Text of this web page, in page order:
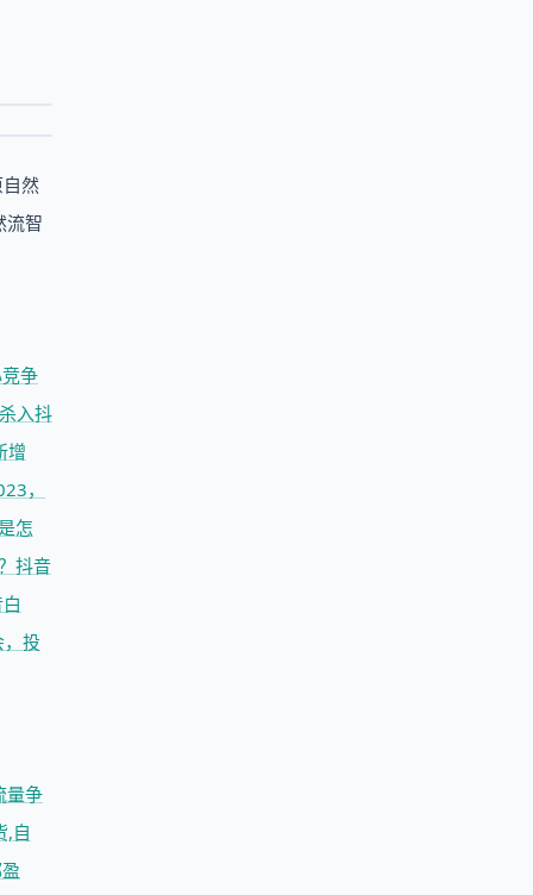
然
流智
争
入抖
增
，
怎
抖音
，投
量争
,自